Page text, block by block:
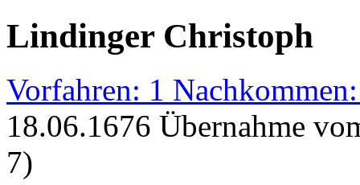
Lindinger Christoph
Vorfahren: 1
18.06.1676 Übernahme
7)